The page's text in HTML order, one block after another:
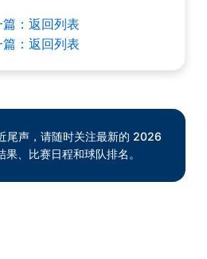
：返回列表
：返回列表
尾声，请随时关注最新的 2026
、比赛日程和球队排名。